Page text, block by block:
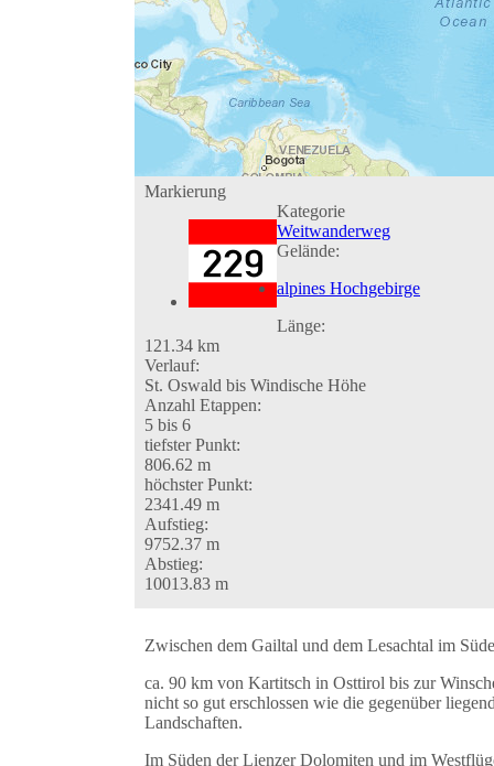
Markierung
Kategorie
Weitwanderweg
Gelände:
alpines Hochgebirge
Länge:
121.34 km
Verlauf:
St. Oswald bis Windische Höhe
Anzahl Etappen:
5 bis 6
tiefster Punkt:
806.62 m
höchster Punkt:
2341.49 m
Aufstieg:
9752.37 m
Abstieg:
10013.83 m
Zwischen dem Gailtal und dem Lesachtal im
ca. 90 km von Kartitsch in Osttirol bis zur
nicht so gut erschlossen wie die gegenüber
Landschaften.
Im Süden der Lienzer Dolomiten und im